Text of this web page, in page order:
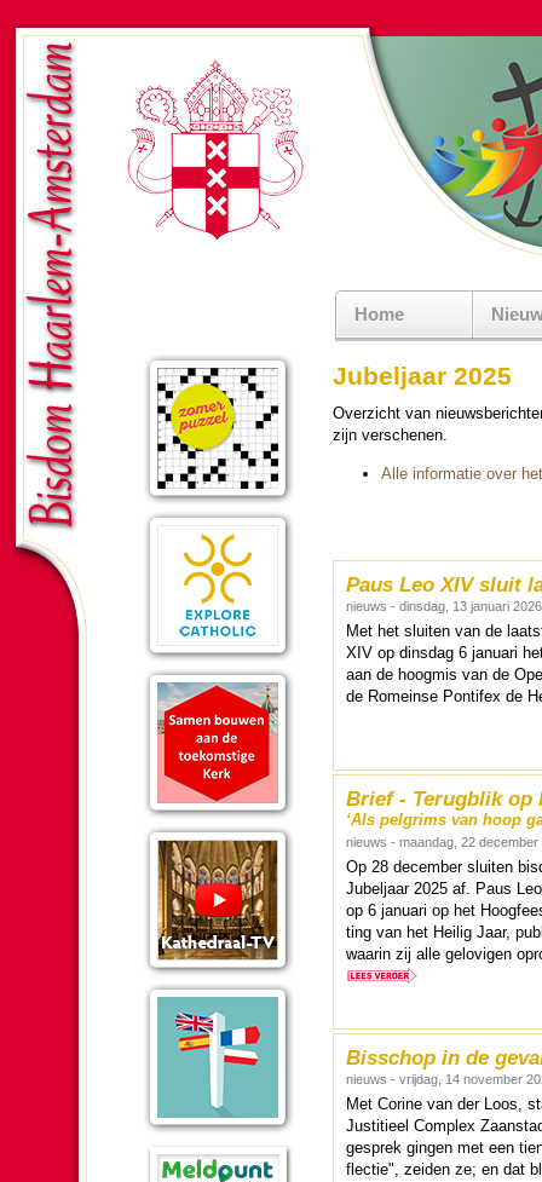
Home
Jubeljaar 2025
Over­zicht van
zijn ver­sche­nen.
Alle in­for­ma­tie over
Paus Leo XIV sluit
nieuws - dinsdag, 13 januari 2026
Met het sluiten van de
XIV op dins­dag 6 januari
aan de hoog­mis van de
de Romeinse Pontifex de
Brief - Terugblik op
‘Als pelgrims van hoop
nieuws - maandag, 22 december
Op 28 de­cem­ber sluiten
Jubel­jaar 2025 af. Paus
op 6 januari op het
ting van het Heilig Jaar,
waarin zij alle gelo­vi­gen
Bisschop in de
nieuws - vrijdag, 14 november
Met Corine van der Loos,
Justitieel Complex
gesprek gingen met een
flec­tie", zei­den ze; en dat